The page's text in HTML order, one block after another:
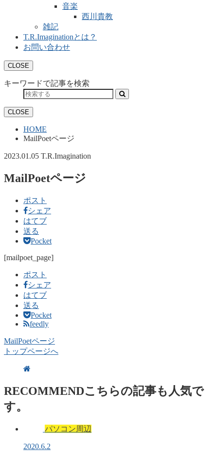
音楽
西川貴教
雑記
T.R.Imaginationとは？
お問い合わせ
CLOSE
キーワードで記事を検索
CLOSE
HOME
MailPoetページ
2023.01.05 T.R.Imagination
MailPoetページ
ポスト
シェア
はてブ
送る
Pocket
[mailpoet_page]
ポスト
シェア
はてブ
送る
Pocket
feedly
MailPoetページ
トップページへ
RECOMMENDこちらの記事も人気で
す。
パソコン周辺
2020.6.2